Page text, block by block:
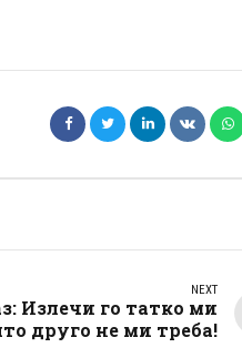
NEXT
Излечи го татко ми
друго не ми треба!